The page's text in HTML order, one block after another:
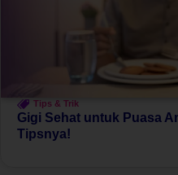
Tips & Trik
Gigi Sehat untuk Puasa
Tipsnya!